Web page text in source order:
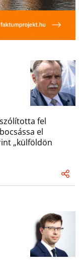
fel
el
„külföldön